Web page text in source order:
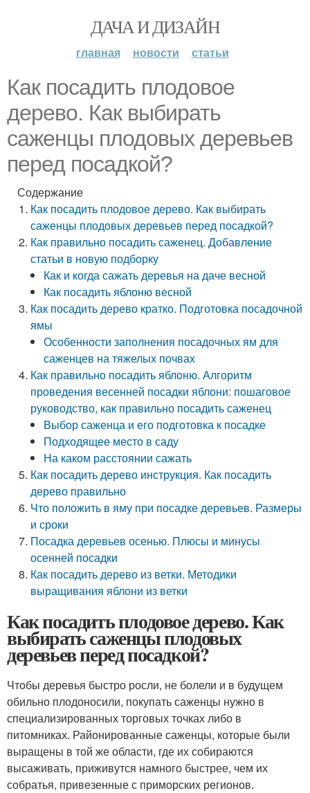
ДАЧА И ДИЗАЙН
главная новости статьи
Как посадить плодовое
дерево. Как выбирать
саженцы плодовых деревьев
перед посадкой?
Содержание
Как посадить плодовое дерево. Как выбирать
саженцы плодовых деревьев перед посадкой?
Как правильно посадить саженец. Добавление
статьи в новую подборку
Как и когда сажать деревья на даче весной
Как посадить яблоню весной
Как посадить дерево кратко. Подготовка посадочной
ямы
Особенности заполнения посадочных ям для
саженцев на тяжелых почвах
Как правильно посадить яблоню. Алгоритм
проведения весенней посадки яблони: пошаговое
руководство, как правильно посадить саженец
Выбор саженца и его подготовка к посадке
Подходящее место в саду
На каком расстоянии сажать
Как посадить дерево инструкция. Как посадить
дерево правильно
Что положить в яму при посадке деревьев. Размеры
и сроки
Посадка деревьев осенью. Плюсы и минусы
осенней посадки
Как посадить дерево из ветки. Методики
выращивания яблони из ветки
Как посадить плодовое дерево. Как
выбирать саженцы плодовых
деревьев перед посадкой?
Чтобы деревья быстро росли, не болели и в будущем
обильно плодоносили, покупать саженцы нужно в
специализированных торговых точках либо в
питомниках. Районированные саженцы, которые были
выращены в той же области, где их собираются
высаживать, приживутся намного быстрее, чем их
собратья, привезенные с приморских регионов.